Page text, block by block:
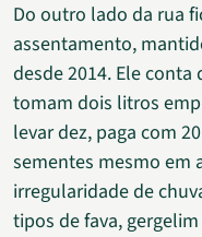
Do outro lado da rua
assentamento,
desde 2014. Ele conta
tomam dois litros
levar dez, paga com
sementes mesmo em
irregularidade de
tipos de fava,